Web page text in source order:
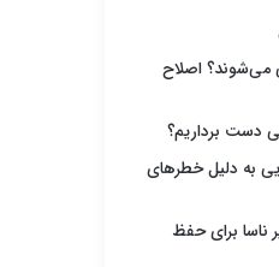
می‌شوند؟ اصلاح
دست برداریم؟
به دلیل خطرهای
تدبیر ناسا برای حفظ